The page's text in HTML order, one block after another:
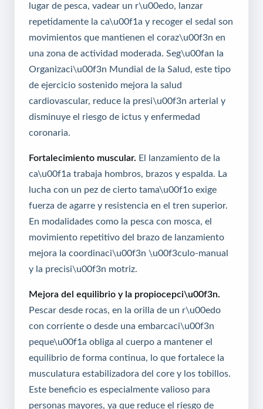
lugar de pesca, vadear un r\u00edo, lanzar
repetidamente la ca\u00f1a y recoger el sedal son
movimientos que mantienen el coraz\u00f3n en
una zona de actividad moderada. Seg\u00fan la
Organizaci\u00f3n Mundial de la Salud, este tipo
de ejercicio sostenido mejora la salud
cardiovascular, reduce la presi\u00f3n arterial y
disminuye el riesgo de ictus y enfermedad
coronaria.
Fortalecimiento muscular. El lanzamiento de la
ca\u00f1a trabaja hombros, brazos y espalda. La
lucha con un pez de cierto tama\u00f1o exige
fuerza de agarre y resistencia en el tren superior.
En modalidades como la pesca con mosca, el
movimiento repetitivo del brazo de lanzamiento
mejora la coordinaci\u00f3n \u00f3culo-manual
y la precisi\u00f3n motriz.
Mejora del equilibrio y la propiocepci\u00f3n.
Pescar desde rocas, en la orilla de un r\u00edo
con corriente o desde una embarcaci\u00f3n
peque\u00f1a obliga al cuerpo a mantener el
equilibrio de forma continua, lo que fortalece la
musculatura estabilizadora del core y los tobillos.
Este beneficio es especialmente valioso para
personas mayores, ya que reduce el riesgo de